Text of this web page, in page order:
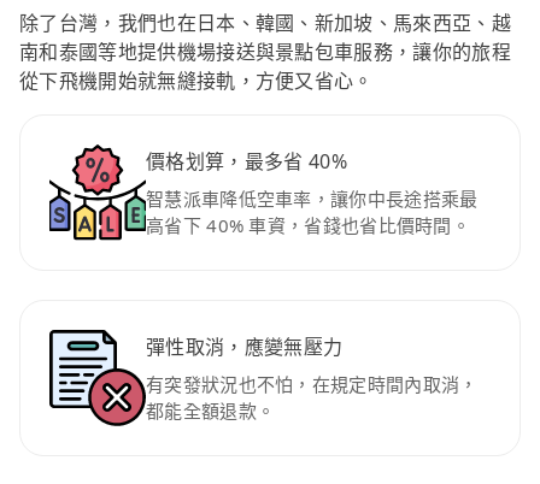
除了台灣，我們也在日本、韓國、新加坡、馬來西亞、越
南和泰國等地提供機場接送與景點包車服務，讓你的旅程
從下飛機開始就無縫接軌，方便又省心。
價格划算，最多省 40%
智慧派車降低空車率，讓你中長途搭乘最
高省下 40% 車資，省錢也省比價時間。
彈性取消，應變無壓力
有突發狀況也不怕，在規定時間內取消，
都能全額退款。